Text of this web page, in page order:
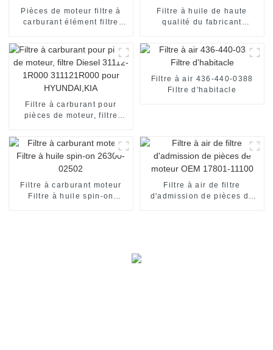
Pièces de moteur filtre à
carburant élément filtre
Filtre à huile de haute
qualité du fabricant
Filtre à carburant pour
pièces de moteur, filtre
HYUNDAI,KIA
Filtre à air 436-440-0388
Filtre d'habitacle
Filtre à carburant moteur
Filtre à huile spin-on
Filtre à air de filtre
d'admission de pièces de